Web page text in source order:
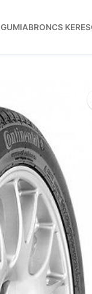
GUMIABRONCS